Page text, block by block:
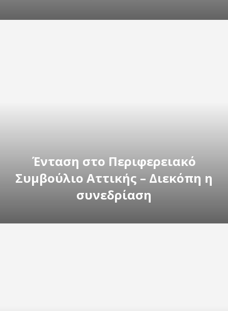
Ένταση στο Περιφερειακό
Συμβούλιο Αττικής – Διεκόπη η
συνεδρίαση